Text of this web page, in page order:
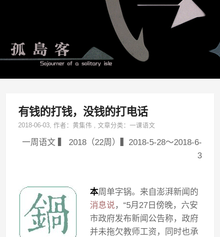
有钱的打钱，没钱的打电话
2018-06-03, 作者：黄集伟 ,文章分类：一课语文
一周语文 ▍ 2018（22周）▍2018-5-28～2018-6-
3
本周单字锅。来自澎湃新闻的
消息说，“5月27日傍晚，六安
市政府发布新闻公告称，政府
并未拖欠教师工资，同时也承